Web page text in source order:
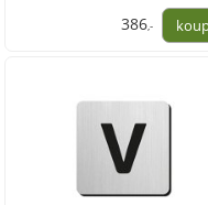
386,-